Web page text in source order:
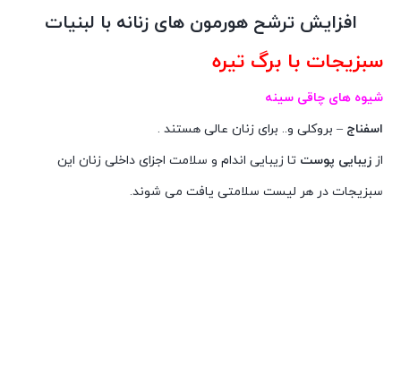
افزایش ترشحهورمون های زنانه با لبنیات
سبزیجات با برگ تیره
شیوه های چاقی سینه
اسفناج – بروکلی و.. برای زنان عالی هستند .
از زیبایی پوست تا زیبایی اندام و سلامت اجزای داخلی زنان این
سبزیجات در هر لیست سلامتی یافت می شوند.